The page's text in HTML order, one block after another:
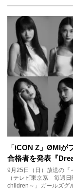
「iCON Z」ØMIが
合格者を発表『
9月25日（日）放送の『
（テレビ東京系 毎週
children～」ガールズグ